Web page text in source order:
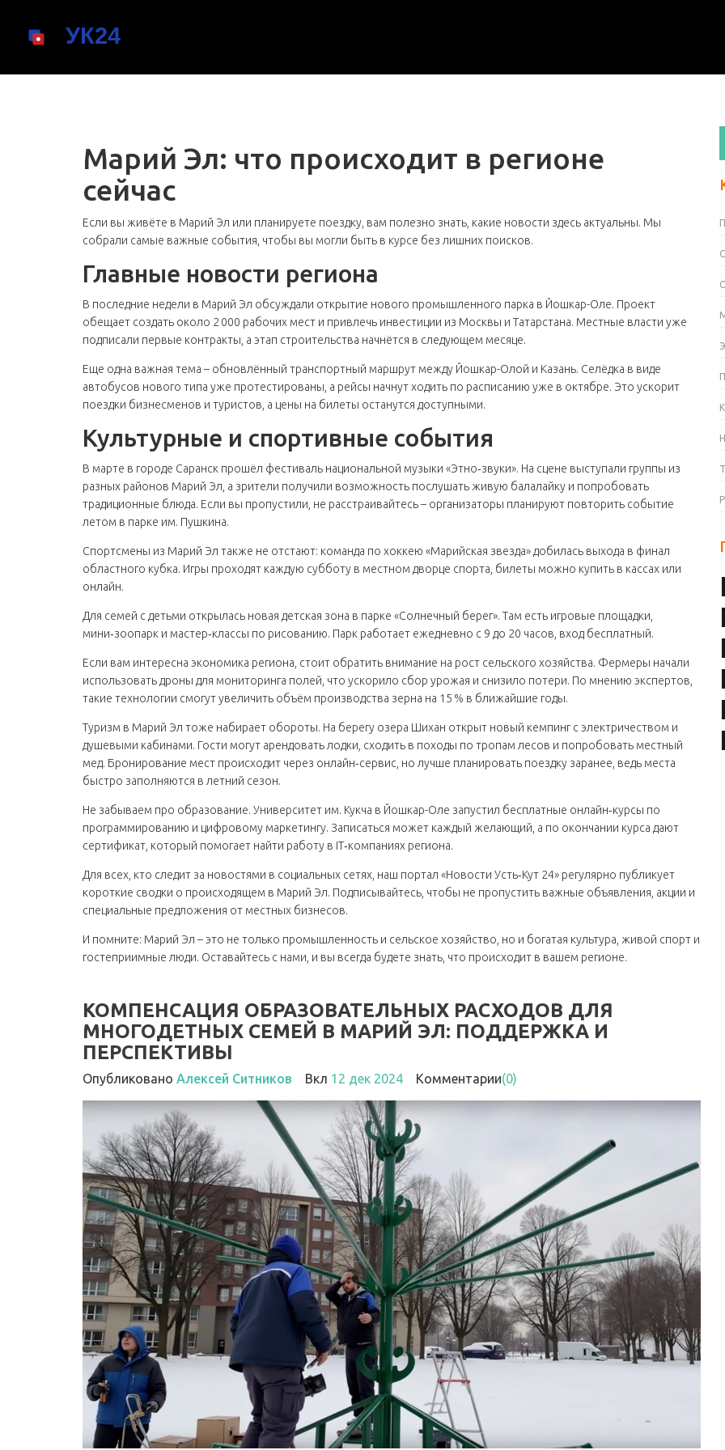
Марий Эл: что происходит в регионе
сейчас
Если вы живёте в Марий Эл или планируете поездку, вам полезно знать, какие новости здесь актуальны. Мы
собрали самые важные события, чтобы вы могли быть в курсе без лишних поисков.
Главные новости региона
В последние недели в Марий Эл обсуждали открытие нового промышленного парка в Йошкар-Оле. Проект
обещает создать около 2 000 рабочих мест и привлечь инвестиции из Москвы и Татарстана. Местные власти уже
подписали первые контракты, а этап строительства начнётся в следующем месяце.
Еще одна важная тема – обновлённый транспортный маршрут между Йошкар-Олой и Казань. Селёдка в виде
автобусов нового типа уже протестированы, а рейсы начнут ходить по расписанию уже в октябре. Это ускорит
поездки бизнесменов и туристов, а цены на билеты останутся доступными.
Культурные и спортивные события
В марте в городе Саранск прошёл фестиваль национальной музыки «Этно‑звуки». На сцене выступали группы из
разных районов Марий Эл, а зрители получили возможность послушать живую балалайку и попробовать
традиционные блюда. Если вы пропустили, не расстраивайтесь – организаторы планируют повторить событие
летом в парке им. Пушкина.
Спортсмены из Марий Эл также не отстают: команда по хоккею «Марийская звезда» добилась выхода в финал
областного кубка. Игры проходят каждую субботу в местном дворце спорта, билеты можно купить в кассах или
онлайн.
Для семей с детьми открылась новая детская зона в парке «Солнечный берег». Там есть игровые площадки,
мини‑зоопарк и мастер‑классы по рисованию. Парк работает ежедневно с 9 до 20 часов, вход бесплатный.
Если вам интересна экономика региона, стоит обратить внимание на рост сельского хозяйства. Фермеры начали
использовать дроны для мониторинга полей, что ускорило сбор урожая и снизило потери. По мнению экспертов,
такие технологии смогут увеличить объём производства зерна на 15 % в ближайшие годы.
Туризм в Марий Эл тоже набирает обороты. На берегу озера Шихан открыт новый кемпинг с электричеством и
душевыми кабинами. Гости могут арендовать лодки, сходить в походы по тропам лесов и попробовать местный
мед. Бронирование мест происходит через онлайн‑сервис, но лучше планировать поездку заранее, ведь места
быстро заполняются в летний сезон.
Не забываем про образование. Университет им. Кукча в Йошкар-Оле запустил бесплатные онлайн‑курсы по
программированию и цифровому маркетингу. Записаться может каждый желающий, а по окончании курса дают
сертификат, который помогает найти работу в IT‑компаниях региона.
Для всех, кто следит за новостями в социальных сетях, наш портал «Новости Усть‑Кут 24» регулярно публикует
короткие сводки о происходящем в Марий Эл. Подписывайтесь, чтобы не пропустить важные объявления, акции и
специальные предложения от местных бизнесов.
И помните: Марий Эл – это не только промышленность и сельское хозяйство, но и богатая культура, живой спорт и
гостеприимные люди. Оставайтесь с нами, и вы всегда будете знать, что происходит в вашем регионе.
КОМПЕНСАЦИЯ ОБРАЗОВАТЕЛЬНЫХ РАСХОДОВ ДЛЯ
МНОГОДЕТНЫХ СЕМЕЙ В МАРИЙ ЭЛ: ПОДДЕРЖКА И
ПЕРСПЕКТИВЫ
Опубликовано Алексей Ситников Вкл 12 дек 2024 Комментарии(0)